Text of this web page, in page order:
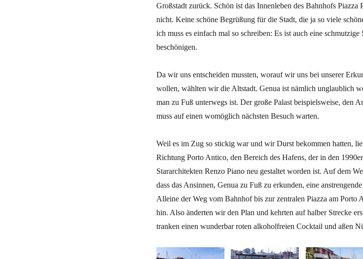
Großstadt zurück. Schön ist das Innenleben des Bahnhofs
nicht. Keine schöne Begrüßung für die Stadt, die ja so viele
ich muss es einfach mal so schreiben: Es ist auch eine schmutzige
beschönigen.
Da wir uns entscheiden mussten, worauf wir uns bei unserer
wollen, wählten wir die Altstadt. Genua ist nämlich unglaublich
man zu Fuß unterwegs ist. Der große Palast beispielsweise, den
muss auf einen womöglich nächsten Besuch warten.
Weil es im Zug so stickig war und wir Durst bekommen hatten,
Richtung Porto Antico, den Bereich des Hafens, der in den
Stararchitekten Renzo Piano neu gestaltet worden ist. Auf dem
dass das Ansinnen, Genua zu Fuß zu erkunden, eine
Alleine der Weg vom Bahnhof bis zur zentralen Piazza am Porto
hin. Also änderten wir den Plan und kehrten auf halber Strecke
tranken einen wunderbar roten alkoholfreien Cocktail und aßen